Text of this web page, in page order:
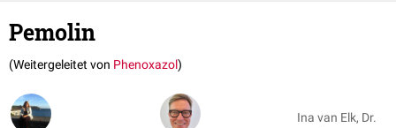
Pemolin
(Weitergeleitet von Phenoxazol)
Ina van Elk, Dr.